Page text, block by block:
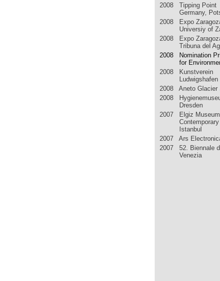
2008 Tipping Point
Germany,
2008 Expo
Universiy of
2008 Expo
Tribuna del
2008 Nomination
for
2008 Kunstverein
Ludwigshafen
2008 Aneto Glacier
2008
Dresden
2007 Elgiz
Istanbul
2007 Ars
2007 52. Biennale
Venezia